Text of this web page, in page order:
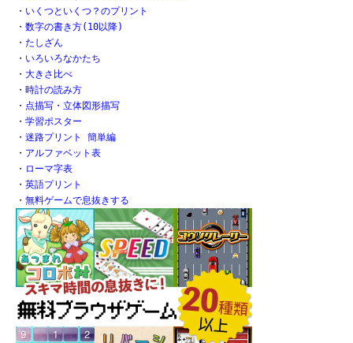
・ いくつといくつ？のプリント
・ 数字の書き方(10以降)
・ たしざん
・ いろいろなかたち
・ 大きさ比べ
・ 時計の読み方
・ 点描写・立体図形描写
・ 学習ポスター
・ 迷路プリント 簡単編
・ アルファベット表
・ ローマ字表
・ 英語プリント
・ 無料ゲームで息抜きする